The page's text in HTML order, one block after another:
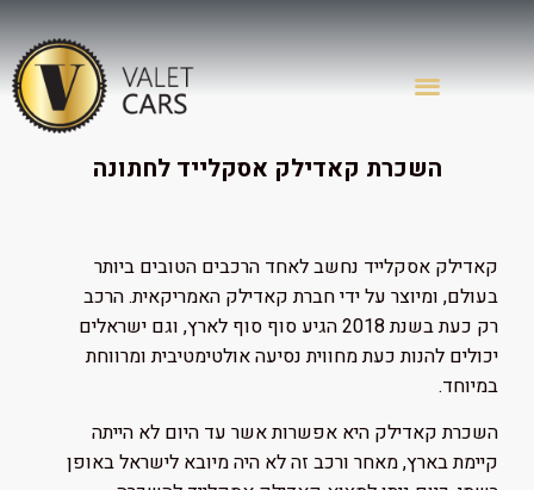
השכרת קאדילק אסקלייד לחתונה
קאדילק אסקלייד נחשב לאחד הרכבים הטובים ביותר
בעולם, ומיוצר על ידי חברת קאדילק האמריקאית. הרכב
רק כעת בשנת 2018 הגיע סוף סוף לארץ, וגם ישראלים
יכולים להנות כעת מחווית נסיעה אולטימטיבית ומרווחת
במיוחד.
השכרת קאדילק היא אפשרות אשר עד היום לא הייתה
קיימת בארץ, מאחר ורכב זה לא היה מיובא לישראל באופן